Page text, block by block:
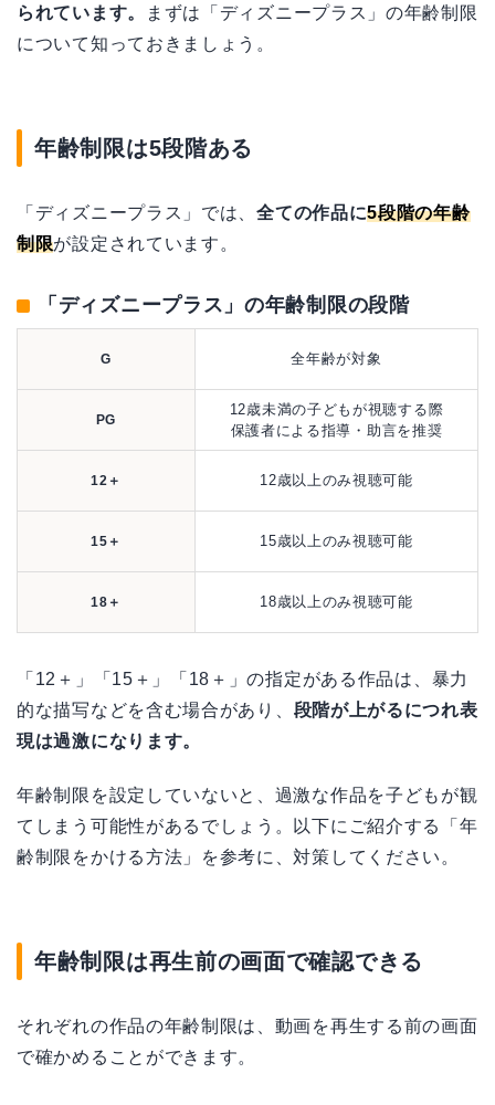
大人も楽しめる作品はあるの？
より独占配信中！
られています。
まずは「ディズニープラス」の年齢制限
について知っておきましょう。
年齢制限は5段階ある
「ディズニープラス」では、全ての作品に5段階の年齢
制限が設定されています。
「ディズニープラス」の年齢制限の段階
G 全年齢が対象
PG
12歳未満の子どもが視聴する際
保護者による指導・助言を推奨
12＋ 12歳以上のみ視聴可能
15＋ 15歳以上のみ視聴可能
18＋ 18歳以上のみ視聴可能
「12＋」「15＋」「18＋」の指定がある作品は、暴力
的な描写などを含む場合があり、 段階が上がるにつれ表
現は過激になります。
年齢制限を設定していないと、過激な作品を子どもが観
てしまう可能性があるでしょう。以下にご紹介する「年
齢制限をかける方法」を参考に、対策してください。
年齢制限は再生前の画面で確認できる
それぞれの作品の年齢制限は、動画を再生する前の画面
で確かめることができます。